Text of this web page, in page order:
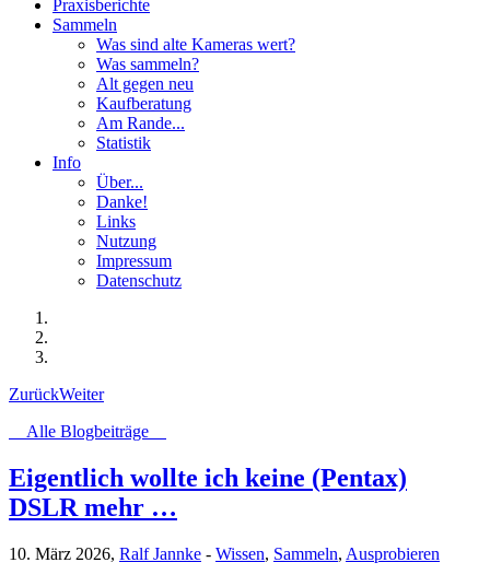
Praxisberichte
Sammeln
Was sind alte Kameras wert?
Was sammeln?
Alt gegen neu
Kaufberatung
Am Rande...
Statistik
Info
Über...
Danke!
Links
Nutzung
Impressum
Datenschutz
ZurückWeiter
Alle Blogbeiträge
Eigentlich wollte ich keine (Pentax)
DSLR mehr …
10. März 2026, Ralf Jannke - Wissen, Sammeln, Ausprobieren